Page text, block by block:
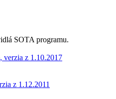
SOTA programu.
verzia z 1.10.2017
z 1.12.2011